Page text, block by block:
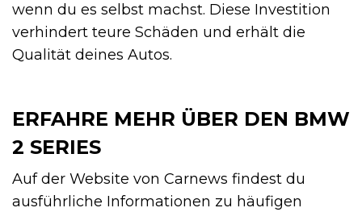
wenn du es selbst machst. Diese Investition
verhindert teure Schäden und erhält die
Qualität deines Autos.
ERFAHRE MEHR ÜBER DEN BMW
2 SERIES
Auf der Website von Carnews findest du
ausführliche Informationen zu häufigen